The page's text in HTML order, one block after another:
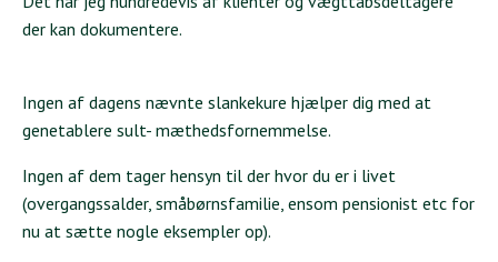
der kan dokumentere.
Ingen af dagens nævnte slankekure hjælper dig med at
genetablere sult- mæthedsfornemmelse.
Ingen af dem tager hensyn til der hvor du er i livet
(overgangssalder, småbørnsfamilie, ensom pensionist etc for
nu at sætte nogle eksempler op).